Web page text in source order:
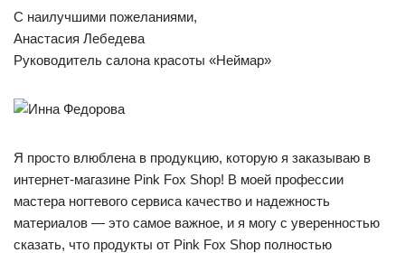
С наилучшими пожеланиями,
Анастасия Лебедева
Руководитель салона красоты «Неймар»
Я просто влюблена в продукцию, которую я заказываю в
интернет-магазине Pink Fox Shop! В моей профессии
мастера ногтевого сервиса качество и надежность
материалов — это самое важное, и я могу с уверенностью
сказать, что продукты от Pink Fox Shop полностью